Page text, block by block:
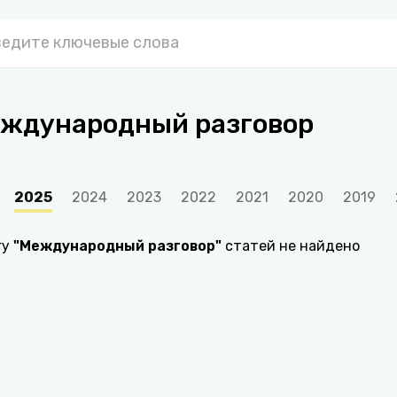
разговор
2025 2024 2023 2022 2021 2020 2019
"Международный разговор" статей не найдено